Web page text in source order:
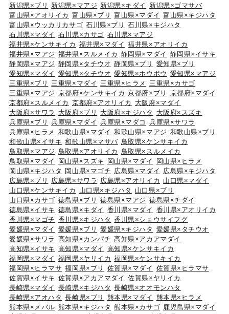
新潟県×ブリ
新潟県×マアジ 新潟県×キダイ
新潟県×ゴマサバ
富山県×アオリイカ 富山県×ブリ 富山県×マダイ 富山県×キジハタ
富山県×ウッカリカサゴ 石川県×ブリ
石川県×キジハタ
石川県×マダイ 石川県×カサゴ 石川県×マアジ
福井県×ケンサキイカ 福井県×マダイ 福井県×アオリイカ
福井県×マアジ 福井県×スルメイカ 静岡県×マダイ 静岡県×イサキ
静岡県×マアジ 静岡県×タチウオ 静岡県×ブリ
愛知県×ブリ
愛知県×マダイ 愛知県×タチウオ 愛知県×ホウボウ 愛知県×マアジ
三重県×ブリ
三重県×マダイ 三重県×ヒラメ
三重県×カサゴ
三重県×マアジ 京都府×ケンサキイカ 京都府×ブリ
京都府×マダイ
京都府×スルメイカ 京都府×アオリイカ
大阪府×マダイ
大阪府×サワラ
大阪府×ブリ 大阪府×キジハタ
大阪府×スズキ
兵庫県×ブリ
兵庫県×マダイ 兵庫県×マダコ
兵庫県×サワラ
兵庫県×ヒラメ 和歌山県×マダイ 和歌山県×マアジ 和歌山県×ブリ
和歌山県×イサキ 和歌山県×マサバ 鳥取県×ケンサキイカ
鳥取県×マアジ 鳥取県×アオリイカ
鳥取県×スルメイカ
鳥取県×マダイ
岡山県×スズキ 岡山県×マダイ
岡山県×ヒラメ
岡山県×キジハタ 岡山県×マゴチ 広島県×マダイ 広島県×キジハタ
広島県×ブリ
広島県×サワラ 広島県×アオリイカ 山口県×マダイ
山口県×ケンサキイカ
山口県×キジハタ
山口県×ブリ
山口県×カサゴ 徳島県×ブリ 徳島県×マアジ 徳島県×チダイ
徳島県×イサキ 徳島県×キダイ 香川県×マダイ 香川県×アオリイカ
香川県×マゴチ 香川県×キジハタ 香川県×ショウサイフグ
愛媛県×マダイ 愛媛県×ブリ 愛媛県×キジハタ 愛媛県×タチウオ
愛媛県×サワラ 高知県×カンパチ 高知県×アカアマダイ
高知県×イサキ 高知県×マダイ 高知県×ケンサキイカ
福岡県×マダイ 福岡県×ヤリイカ 福岡県×ケンサキイカ
福岡県×ヒラマサ 福岡県×ブリ 佐賀県×マダイ 佐賀県×ヒラマサ
佐賀県×イサキ 佐賀県×アカアマダイ 佐賀県×ヤリイカ
長崎県×マダイ 長崎県×キジハタ 長崎県×オオモンハタ
長崎県×アオハタ 長崎県×ブリ 熊本県×マダイ 熊本県×ヒラメ
熊本県×メバル 熊本県×キジハタ 熊本県×カサゴ 鹿児島県×マダイ